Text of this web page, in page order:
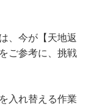
、今が【天地返
ご参考に、挑戦
入れ替える作業